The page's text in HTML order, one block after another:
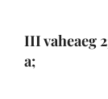
III vaheaeg
a;